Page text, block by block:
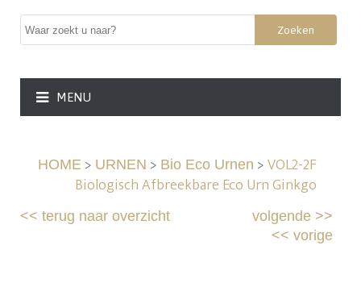
Zoeken
MENU
HOME> URNEN > Bio Eco Urnen >VOL2-2F
Biologisch Afbreekbare Eco Urn Ginkgo
<<terug naar overzicht volgende>>
<< vorige